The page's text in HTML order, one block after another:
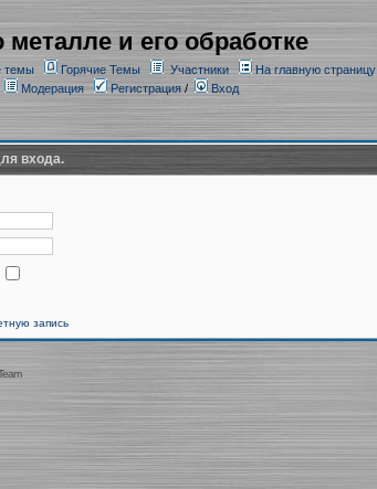
металле и его обработке
темы Горячие Темы Участники
На главную страницу
Модерация
Регистрация/ Вход
входа.
запись